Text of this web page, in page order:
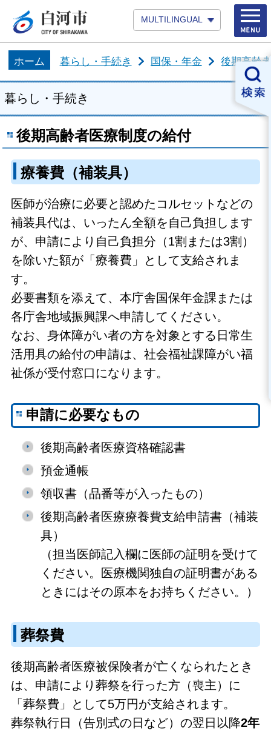
MULTILINGUAL
ホーム 暮らし・手続き 国保・年金 後期高齢
暮らし・手続き
後期高齢者医療制度の給付
療養費（補装具）
医師が治療に必要と認めたコルセットなどの
補装具代は、いったん全額を自己負担します
が、申請により自己負担分（1割または3割）
を除いた額が「療養費」として支給されま
す。
必要書類を添えて、本庁舎国保年金課または
各庁舎地域振興課へ申請してください。
なお、身体障がい者の方を対象とする日常生
活用具の給付の申請は、社会福祉課障がい福
祉係が受付窓口になります。
申請に必要なもの
後期高齢者医療資格確認書
預金通帳
領収書（品番等が入ったもの）
後期高齢者医療療養費支給申請書（補装
具）
（担当医師記入欄に医師の証明を受けて
ください。医療機関独自の証明書がある
ときにはその原本をお持ちください。）
葬祭費
後期高齢者医療被保険者が亡くなられたとき
は、申請により葬祭を行った方（喪主）に
「葬祭費」として5万円が支給されます。
葬祭執行日（告別式の日など）の翌日以降2年